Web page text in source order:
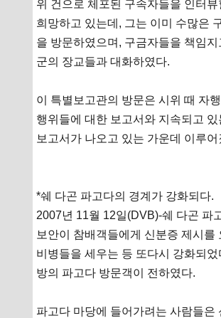
위 건으로 체포된 구속자들을 인터뷰
희망하고 있는데, 그는 이미 수많은
을 방문하였으며, 구금자들을 책임
군의 장교들과 대화하였다.
이 특별보고관의 방문은 시위 때 자
행위들에 대한 보고서와 지속되고 있
보고서가 나오고 있는 가운데 이루어
*쉐 다곤 파고다의 경계가 강화되다.
2007년 11월 12일(DVB)-쉐 다곤 파
보안이 참배객들에게 신분증 제시를
비병들을 세우는 등 또다시 강화되었
방의 파고다 방문객이 전하였다.
파고다 마당에 들어가려는 사람들은